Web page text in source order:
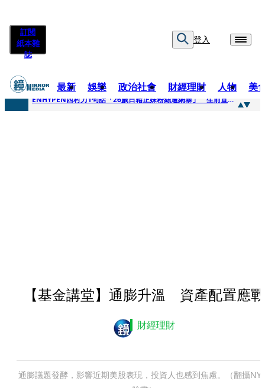
訂閱
紙本雜
誌
登入
最新 娛樂 政治社會 財經理財 人物 美
快訊
ENHYPEN西村力1句話「26歲日籍正妹粉絲遭網暴」 生前直播震撼畫面全網瘋傳！警方證實死訊
【基金講堂】通膨升溫 資產配置應戰
財經理財
通膨議題發酵，影響近期美股表現，投資人也感到焦慮。（翻攝